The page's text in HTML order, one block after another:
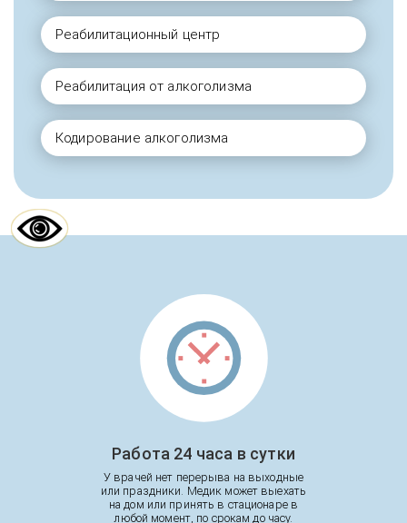
Реабилитационный центр
Реабилитация от алкоголизма
Кодирование алкоголизма
Работа 24 часа в сутки
У врачей нет перерыва на выходные
или праздники. Медик может выехать
на дом или принять в стационаре в
любой момент, по срокам до часу.